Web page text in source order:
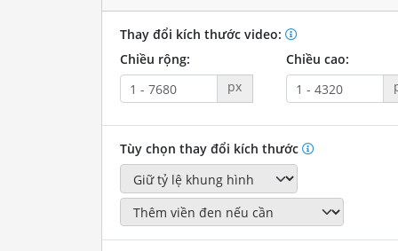
Thay đổi kích thước video:
Chiều rộng:
px
Chiều cao:
Tùy chọn thay đổi kích thước